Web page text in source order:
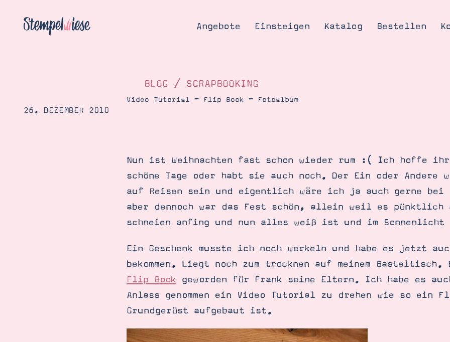
Angebote Einsteigen Katalog Bestellen
Blog
Gutscheine
Produkte erklärt
Über mich
Über Stampin’ Up!
BLOG / SCRAPBOOKING
Video Tutorial – Flip Book – Fotoalbum
26. DEZEMBER 2010
Nun ist Weihnachten fast schon wieder rum :( Ich hoffe
schöne Tage oder habt sie auch noch. Der Ein oder Andere
auf Reisen sein und eigentlich wäre ich ja auch gerne bei
aber dennoch war das Fest schön, allein weil es pünktlich
schneien anfing und nun alles weiß ist und im
Ein Geschenk musste ich noch werkeln und habe es jetzt
bekommen. Liegt noch zum trocknen auf meinem
Flip Book geworden für Frank seine Eltern. Ich habe es
Anlass genommen ein Video Tutorial zu drehen wie so ein
Grundgerüst aufgebaut ist.